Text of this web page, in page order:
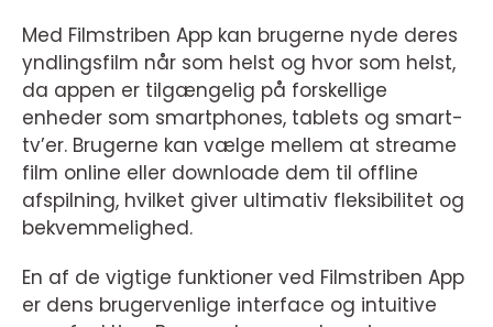
Med Filmstriben App kan brugerne nyde deres
yndlingsfilm når som helst og hvor som helst,
da appen er tilgængelig på forskellige
enheder som smartphones, tablets og smart-
tv’er. Brugerne kan vælge mellem at streame
film online eller downloade dem til offline
afspilning, hvilket giver ultimativ fleksibilitet og
bekvemmelighed.
En af de vigtige funktioner ved Filmstriben App
er dens brugervenlige interface og intuitive